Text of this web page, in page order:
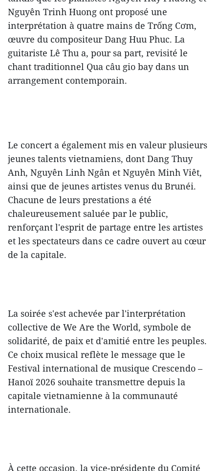
Nguyên Trinh Huong ont proposé une
interprétation à quatre mains de Trống Cơm,
œuvre du compositeur Dang Huu Phuc. La
guitariste Lê Thu a, pour sa part, revisité le
chant traditionnel Qua câu gio bay dans un
arrangement contemporain.
Le concert a également mis en valeur plusieurs
jeunes talents vietnamiens, dont Dang Thuy
Anh, Nguyên Linh Ngân et Nguyên Minh Viêt,
ainsi que de jeunes artistes venus du Brunéi.
Chacune de leurs prestations a été
chaleureusement saluée par le public,
renforçant l'esprit de partage entre les artistes
et les spectateurs dans ce cadre ouvert au cœur
de la capitale.
La soirée s'est achevée par l'interprétation
collective de We Are the World, symbole de
solidarité, de paix et d'amitié entre les peuples.
Ce choix musical reflète le message que le
Festival international de musique Crescendo –
Hanoï 2026 souhaite transmettre depuis la
capitale vietnamienne à la communauté
internationale.
À cette occasion, la vice-présidente du Comité